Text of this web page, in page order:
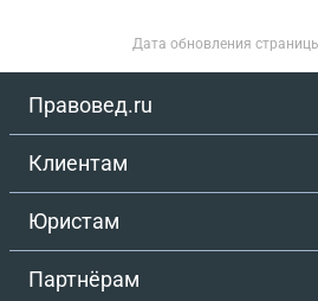
Дата обновления
Правовед.ru
Клиентам
Юристам
Партнёрам